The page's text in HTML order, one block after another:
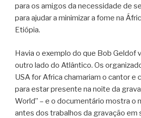
para os amigos da necessidade de
para ajudar a minimizar a fome na
Etiópia.
Havia o exemplo do que Bob Geldof
outro lado do Atlântico. Os
USA for Africa chamariam o cantor e
para estar presente na noite da
World” – e o documentário mostra o
antes dos trabalhos da gravação em